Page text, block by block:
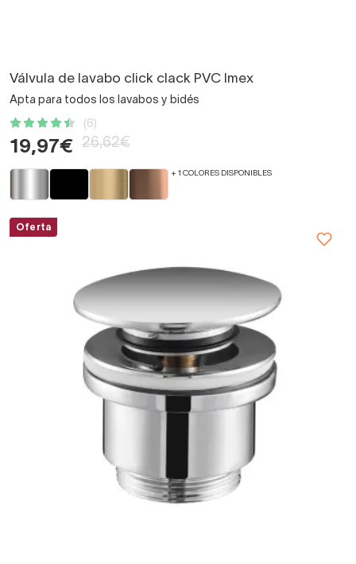
Válvula de lavabo click clack PVC Imex
Apta para todos los lavabos y bidés
(6)
19,97€ 26,62€
+ 1 COLORES DISPONIBLES
Oferta